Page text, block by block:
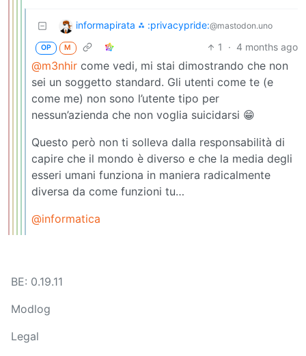
informapirata ⁂ :privacypride:@mastodon.uno
OP M 1 · 4 months ago
@m3nhir come vedi, mi stai dimostrando che non
sei un soggetto standard. Gli utenti come te (e
come me) non sono l’utente tipo per
nessun’azienda che non voglia suicidarsi 😁
Questo però non ti solleva dalla responsabilità di
capire che il mondo è diverso e che la media degli
esseri umani funziona in maniera radicalmente
diversa da come funzioni tu…
@informatica
BE: 0.19.11
Modlog
Legal